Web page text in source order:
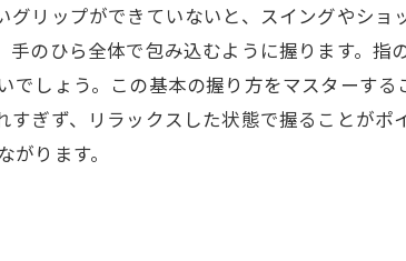
ーとの相性を確認する
をチェックする重要性
と進捗確認の方法
ンを立てるためのアドバイス
リップができていないと、スイングやショ
のひら全体で包み込むように握ります。指
しょう。この基本の握り方をマスターす
ぎず、リラックスした状態で握ることがポ
ります。